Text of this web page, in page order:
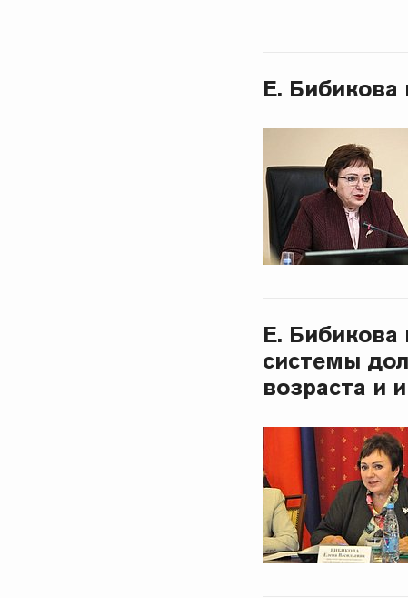
Е. Бибикова
Е. Бибикова
системы
возраста и